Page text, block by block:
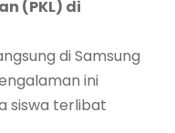
(PKL) di
di Samsung
ini
siswa terlibat